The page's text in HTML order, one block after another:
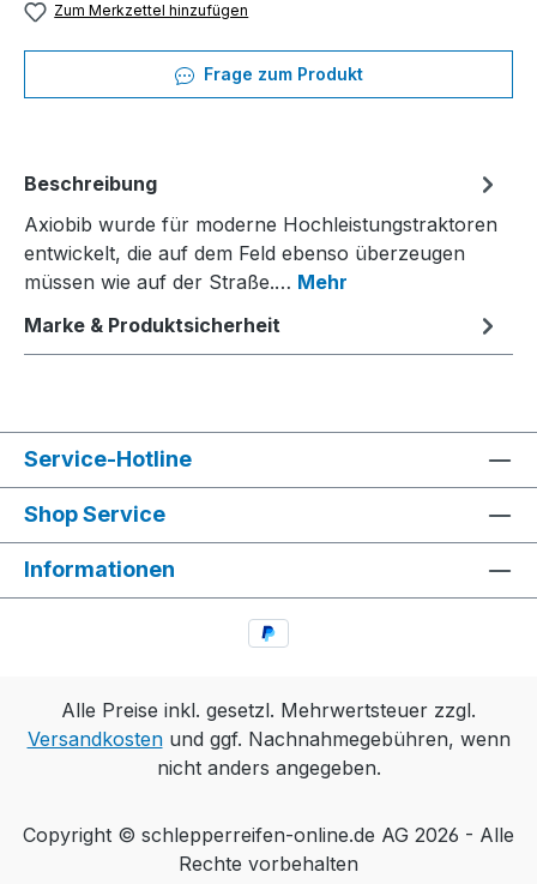
Zum Merkzettel hinzufügen
Frage zum Produkt
Beschreibung
Axiobib wurde für moderne Hochleistungstraktoren
entwickelt, die auf dem Feld ebenso überzeugen
müssen wie auf der Straße.… Mehr
Marke & Produktsicherheit
Service-Hotline
Shop Service
Informationen
Alle Preise inkl. gesetzl. Mehrwertsteuer zzgl.
Versandkostenund ggf. Nachnahmegebühren, wenn
nicht anders angegeben.
Copyright © schlepperreifen-online.de AG 2026 - Alle
Rechte vorbehalten